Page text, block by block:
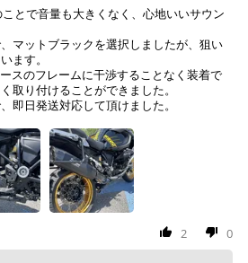
とで音量も大きくなく、心地いいサウン
マットブラックを選択しましたが、狙い
ます。
スのフレームに干渉することなく装着で
取り付けることができました。
即日発送対応して頂けました。
2 0